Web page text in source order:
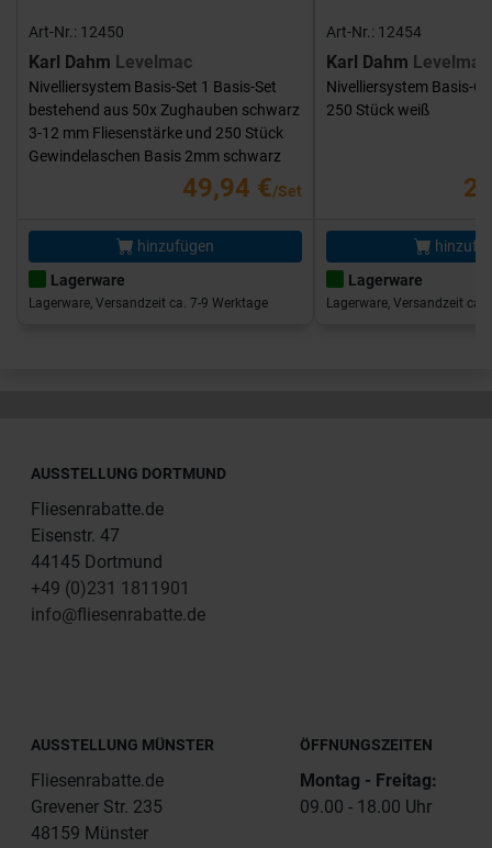
Art-Nr.: 12450
Karl Dahm Levelmac
Nivelliersystem Basis-Set 1 Basis-Set
bestehend aus 50x Zughauben schwarz
3-12 mm Fliesenstärke und 250 Stück
Gewindelaschen Basis 2mm schwarz
49,94 €/Set
hinzufügen
Lagerware
Lagerware, Versandzeit ca. 7-9 Werktage
Art-Nr.: 12454
Karl Dahm Levelmac
Nivelliersystem Basis-
250 Stück weiß
Lagerware
Lagerware, Versandzeit ca.
AUSSTELLUNG DORTMUND
Fliesenrabatte.de
Eisenstr. 47
44145 Dortmund
+49 (0)231 1811901
info@fliesenrabatte.de
AUSSTELLUNG MÜNSTER
Fliesenrabatte.de
Grevener Str. 235
48159 Münster
ÖFFNUNGSZEITEN
Montag - Freitag:
09.00 - 18.00 Uhr